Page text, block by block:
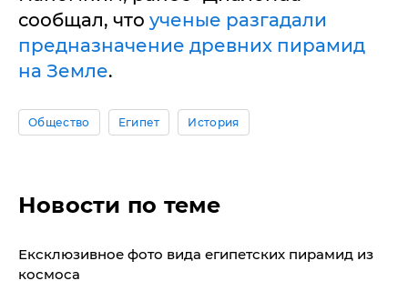
сообщал, что ученые разгадали
предназначение древних пирамид
на Земле.
Общество Египет История
Новости по теме
Ексклюзивное фото вида египетских пирамид из
космоса